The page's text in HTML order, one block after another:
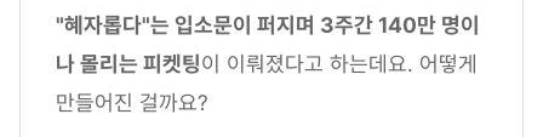
"혜자롭다"는 입소문이 퍼지며 3주간 140만 명이
나 몰리는 피켓팅이 이뤄졌다고 하는데요. 어떻게
만들어진 걸까요?